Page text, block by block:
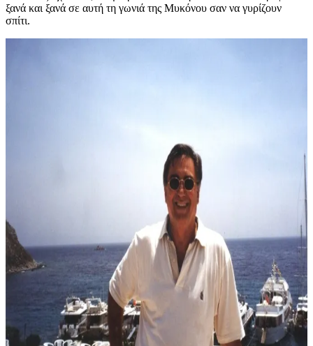
ξανά και ξανά σε αυτή τη γωνιά της Μυκόνου σαν να γυρίζουν
σπίτι.